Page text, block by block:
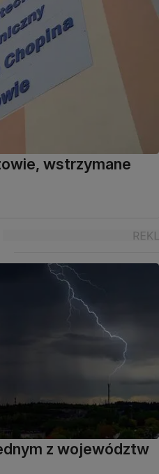
wstrzymane
z województw